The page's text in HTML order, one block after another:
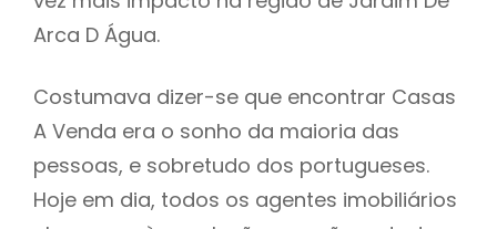
Arca D Água.
Costumava dizer-se que encontrar Casas
A Venda era o sonho da maioria das
pessoas, e sobretudo dos portugueses.
Hoje em dia, todos os agentes imobiliários